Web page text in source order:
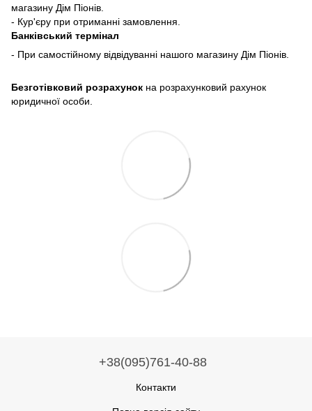
магазину Дім Піонів.
- Кур'єру при отриманні замовлення.
Банківський термінал
- При самостійному відвідуванні нашого магазину Дім Піонів.
Безготівковий розрахунок на розрахунковий рахунок
юридичної особи.
+38(095)761-40-88
Контакти